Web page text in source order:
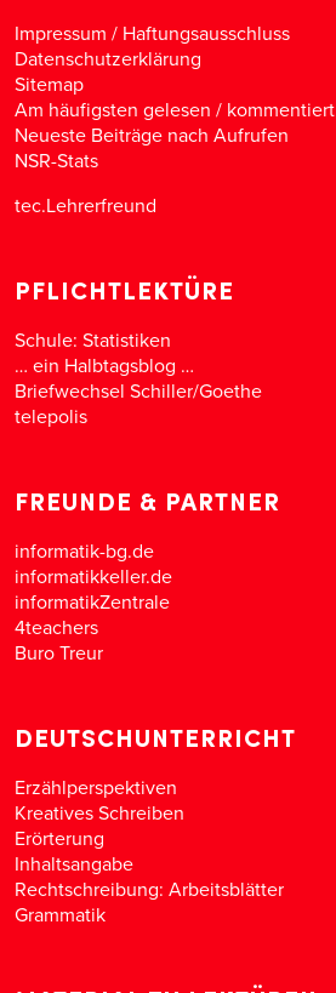
Impressum / Haftungsausschluss
Datenschutzerklärung
Sitemap
Am häufigsten gelesen / kommentiert
Neueste Beiträge nach Aufrufen
NSR-Stats
tec.Lehrerfreund
PFLICHTLEKTÜRE
Schule: Statistiken
… ein Halbtagsblog …
Briefwechsel Schiller/Goethe
telepolis
FREUNDE & PARTNER
informatik-bg.de
informatikkeller.de
informatikZentrale
4teachers
Buro Treur
DEUTSCHUNTERRICHT
Erzählperspektiven
Kreatives Schreiben
Erörterung
Inhaltsangabe
Rechtschreibung: Arbeitsblätter
Grammatik